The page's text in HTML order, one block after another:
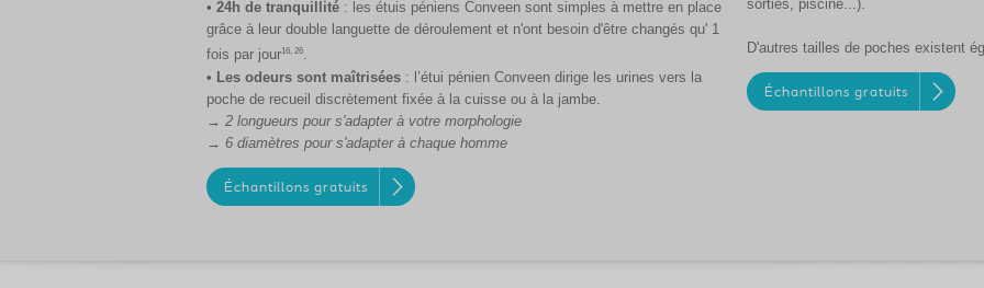
• 24h de tranquillité : les étuis péniens Conveen sont simples à mettre en place
grâce à leur double languette de déroulement et n'ont besoin d'être changés qu' 1
fois par jour16, 26.
• Les odeurs sont maîtrisées : l’étui pénien Conveen dirige les urines vers la
poche de recueil discrètement fixée à la cuisse ou à la jambe.
→ 2 longueurs pour s'adapter à votre morphologie
→ 6 diamètres pour s'adapter à chaque homme
Échantillons gratuits
sorties, piscine...).
D'autres tailles de poches existent
Échantillons gratuits